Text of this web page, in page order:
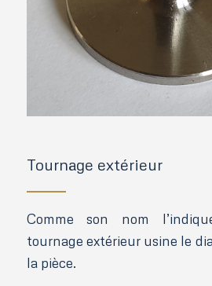
Tournage extérieur
Comme son nom
tournage extérieur usine le
la pièce.